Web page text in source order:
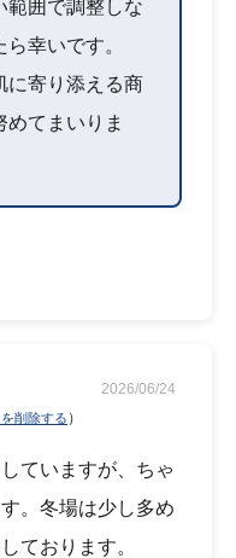
範囲で調整しな
幸いです。
に寄り添える商
てまいりま
2026/06/24
削除する ）
ていますが、ちゃ
。冬場は少し多め
ております。